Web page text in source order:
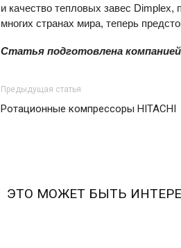
и качество тепловых завес Dimplex,
многих странах мира, теперь
Статья подготовлена
Предыдущая статья
Ротационные компрессоры HITACHI
ЭТО МОЖЕТ БЫТЬ